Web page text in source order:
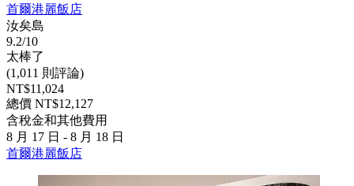
首爾港麗飯店
汝矣島
9.2/10
太棒了
(1,011 則評論)
NT$11,024
總價 NT$12,127
含稅金和其他費用
8 月 17 日 - 8 月 18 日
首爾港麗飯店